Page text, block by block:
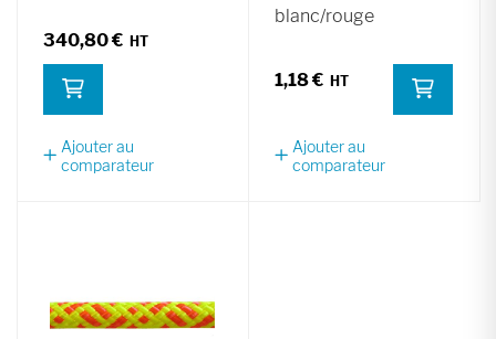
340,80 €
Ajouter au
comparateur
blanc/rouge
1,18 €
Ajouter au
comparateur